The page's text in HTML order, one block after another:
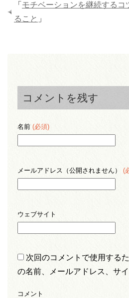
「 モチベーションを継続するコ
ること 」
コメントを残す
名前 (必須)
メールアドレス（公開されません） (
ウェブサイト
次回のコメントで使用する
の名前、メールアドレス、サイ
コメント